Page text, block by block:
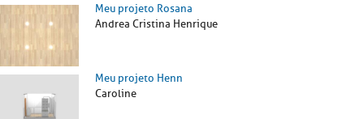
Meu projeto Rosana
Andrea Cristina Henrique
Meu projeto Henn
Caroline